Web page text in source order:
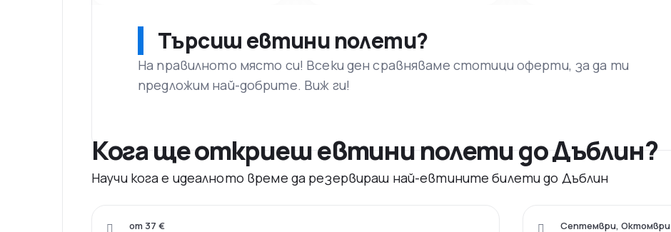
Търсиш евтини полети?
На правилното място си! Всеки ден сравняваме стотици оферти, за да ти
предложим най-добрите. Виж ги!
Кога ще откриеш евтини полети до Дъблин?
Научи кога е идеалното време да резервираш най-евтините билети до Дъблин
от 37 € Септември, Октомври